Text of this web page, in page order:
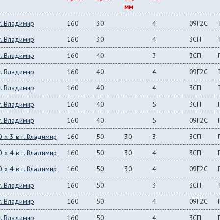
мм
Владимир 160 30 4 09Г2С
Владимир
160 30 4 3СП
Владимир
160 40 3 3СП
Владимир
160 40 4 09Г2С
Владимир
160 40 4 3СП
Владимир
160 40 5 3СП
Владимир
160 40 5 09Г2С
3 в г. Владимир
160 50 30 3 3СП
4 в г. Владимир
160 50 30 4 3СП
4 в г. Владимир
160 50 30 4 09Г2С
Владимир
160 50 3 3СП
Владимир
160 50 4 09Г2С
Владимир
160 50 4 3СП